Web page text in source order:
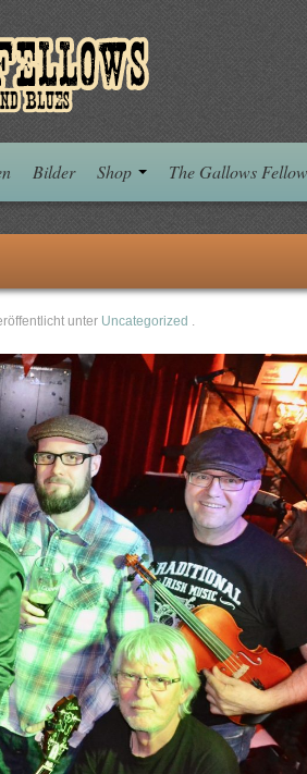
Bilder Shop The Gallows
unter Uncategorized .